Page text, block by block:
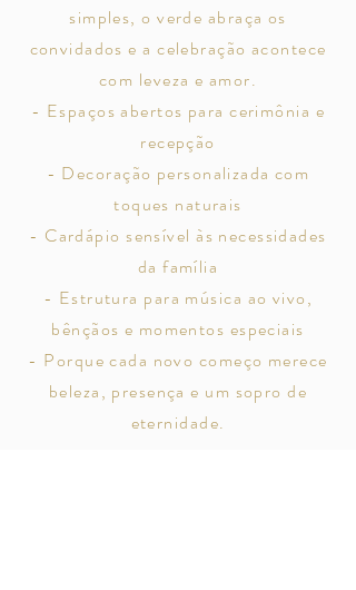
simples, o verde abraça os
convidados e a celebração acontece
com leveza e amor.
- Espaços abertos para cerimônia e
recepção
- Decoração personalizada com
toques naturais
- Cardápio sensível às necessidades
da família
- Estrutura para música ao vivo,
bênçãos e momentos especiais
- Porque cada novo começo merece
beleza, presença e um sopro de
eternidade.